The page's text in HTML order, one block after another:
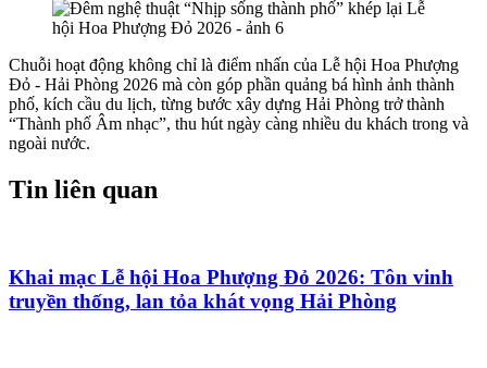
Chuỗi hoạt động không chỉ là điểm nhấn của Lễ hội Hoa Phượng
Đỏ - Hải Phòng 2026 mà còn góp phần quảng bá hình ảnh thành
phố, kích cầu du lịch, từng bước xây dựng Hải Phòng trở thành
“Thành phố Âm nhạc”, thu hút ngày càng nhiều du khách trong và
ngoài nước.
Tin liên quan
Khai mạc Lễ hội Hoa Phượng Đỏ 2026: Tôn vinh
truyền thống, lan tỏa khát vọng Hải Phòng